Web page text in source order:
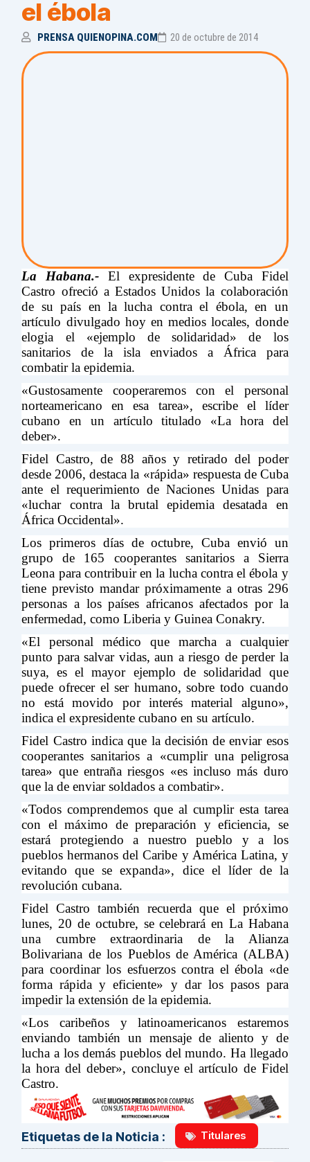
el ébola
PRENSA QUIENOPINA.COM 20 de octubre de 2014
La Habana.-
El expresidente de Cuba Fidel
Castro ofreció a Estados Unidos la colaboración
de su país en la lucha contra el ébola, en un
artículo divulgado hoy en medios locales, donde
elogia el «ejemplo de solidaridad» de los
sanitarios de la isla enviados a África para
combatir la epidemia.
«Gustosamente cooperaremos con el personal
norteamericano en esa tarea», escribe el líder
cubano en un artículo titulado «La hora del
deber».
Fidel Castro, de 88 años y retirado del poder
desde 2006, destaca la «rápida» respuesta de Cuba
ante el requerimiento de Naciones Unidas para
«luchar contra la brutal epidemia desatada en
África Occidental».
Los primeros días de octubre, Cuba envió un
grupo de 165 cooperantes sanitarios a Sierra
Leona para contribuir en la lucha contra el ébola y
tiene previsto mandar próximamente a otras 296
personas a los países africanos afectados por la
enfermedad, como Liberia y Guinea Conakry.
«El personal médico que marcha a cualquier
punto para salvar vidas, aun a riesgo de perder la
suya, es el mayor ejemplo de solidaridad que
puede ofrecer el ser humano, sobre todo cuando
no está movido por interés material alguno»,
indica el expresidente cubano en su artículo.
Fidel Castro indica que la decisión de enviar esos
cooperantes sanitarios a «cumplir una peligrosa
tarea» que entraña riesgos «es incluso más duro
que la de enviar soldados a combatir».
«Todos comprendemos que al cumplir esta tarea
con el máximo de preparación y eficiencia, se
estará protegiendo a nuestro pueblo y a los
pueblos hermanos del Caribe y América Latina, y
evitando que se expanda», dice el líder de la
revolución cubana.
Fidel Castro también recuerda que el próximo
lunes, 20 de octubre, se celebrará en La Habana
una cumbre extraordinaria de la Alianza
Bolivariana de los Pueblos de América (ALBA)
para coordinar los esfuerzos contra el ébola «de
forma rápida y eficiente» y dar los pasos para
impedir la extensión de la epidemia.
«Los caribeños y latinoamericanos estaremos
enviando también un mensaje de aliento y de
lucha a los demás pueblos del mundo. Ha llegado
la hora del deber», concluye el artículo de Fidel
Castro.
Etiquetas de la Noticia : Titulares